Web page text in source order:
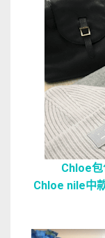
Chloe包
Chloe nile中